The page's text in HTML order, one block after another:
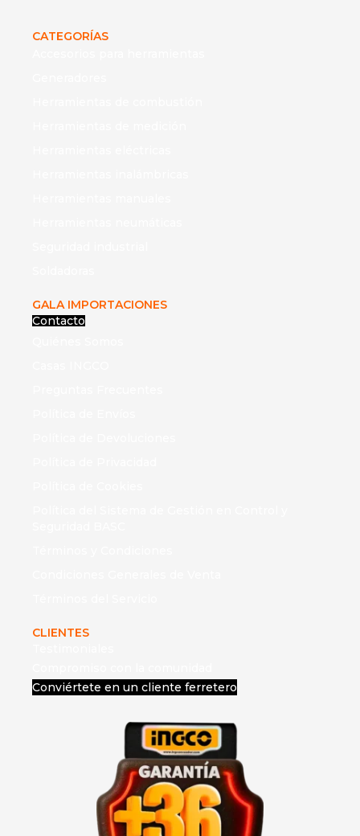
CATEGORÍAS
GALA IMPORTACIONES
Contacto
CLIENTES
Conviértete en un cliente ferretero